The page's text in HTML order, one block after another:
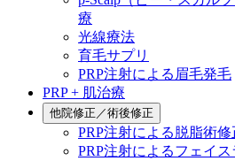
療
光線療法
育毛サプリ
PRP注射による眉毛発毛
PRP + 肌治療
他院修正／術後修正
PRP注射による脱脂術修
PRP注射によるフェイ